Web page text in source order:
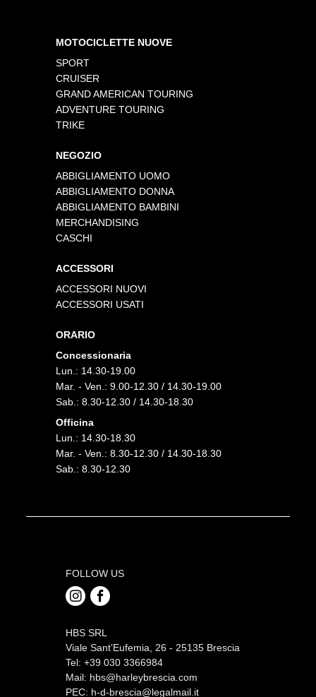
MOTOCICLETTE NUOVE
SPORT
CRUISER
GRAND AMERICAN TOURING
ADVENTURE TOURING
TRIKE
NEGOZIO
ABBIGLIAMENTO UOMO
ABBIGLIAMENTO DONNA
ABBIGLIAMENTO BAMBINI
MERCHANDISING
CASCHI
ACCESSORI
ACCESSORI NUOVI
ACCESSORI USATI
ORARIO
Concessionaria
Lun.: 14.30-19.00
Mar. - Ven.: 9.00-12.30 / 14.30-19.00
Sab.: 8.30-12.30 / 14.30-18.30
Officina
Lun.: 14.30-18.30
Mar. - Ven.: 8.30-12.30 / 14.30-18.30
Sab.: 8.30-12.30
FOLLOW US
HBS SRL
Viale Sant’Eufemia, 26 - 25135 Brescia
Tel: +39 030 3366984
Mail: hbs@harleybrescia.com
PEC: h-d-brescia@legalmail.it